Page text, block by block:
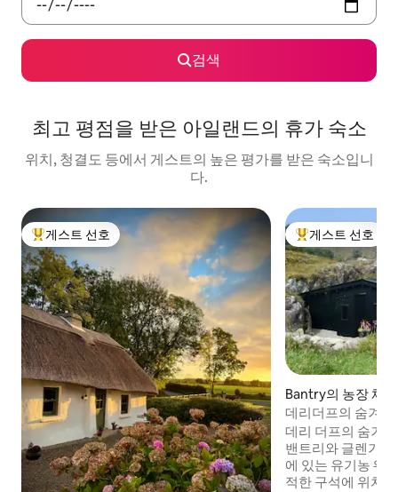
검색
최고 평점을 받은 아일랜드의 휴가 숙소
위치, 청결도 등에서 게스트의 높은 평가를 받은 숙소입니
다.
상위 게스트 선호
게스트 선호 상위 게스트 선호
게스트 선호
Bantry의 농장 체
데리더프의 숨겨
만적인 휴식
데리 더프의 숨겨
밴트리와 글렌가
에 있는 유기농 웨
적한 구석에 위치